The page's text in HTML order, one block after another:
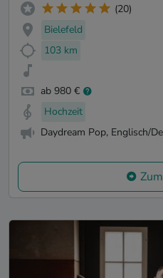
(20)
Bielefeld
103 km
ab 980 €
Hochzeit
Daydream Pop, Englisch/